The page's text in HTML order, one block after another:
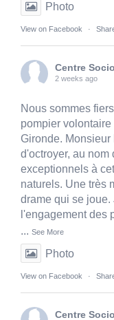
Photo
View on Facebook ·
Centre
2 weeks ago
Nous sommes
pompier
Gironde.
d'octroyer, au
exceptionnels à
naturels. Une très
drame qui se
l'engagement des
... See More
Photo
View on Facebook ·
Centre